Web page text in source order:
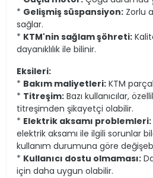
* Gelişmiş süspansiyon: Zorlu
sağlar.
* KTM'nin sağlam şöhreti:
dayanıklılık ile bilinir.
Eksileri:
* Bakım maliyetleri: KTM
* Titreşim: Bazı kullanıcılar,
titreşimden şikayetçi olabilir.
* Elektrik aksamı problemleri:
elektrik aksamı ile ilgili sorunlar
kullanım durumuna göre
* Kullanıcı dostu olmaması:
için daha uygun olabilir.